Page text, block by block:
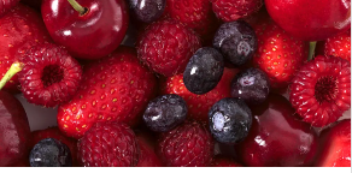
и плесени. При
плоды быстро начинают
налётом и терять вкус.
свежесть, специалисты